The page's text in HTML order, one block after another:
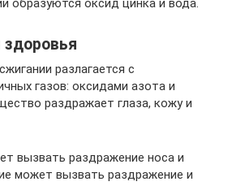
образуются оксид цинка и вода.
разлагается с
газов: оксидами азота и
раздражает глаза, кожу и
вызвать раздражение носа и
может вызвать раздражение и